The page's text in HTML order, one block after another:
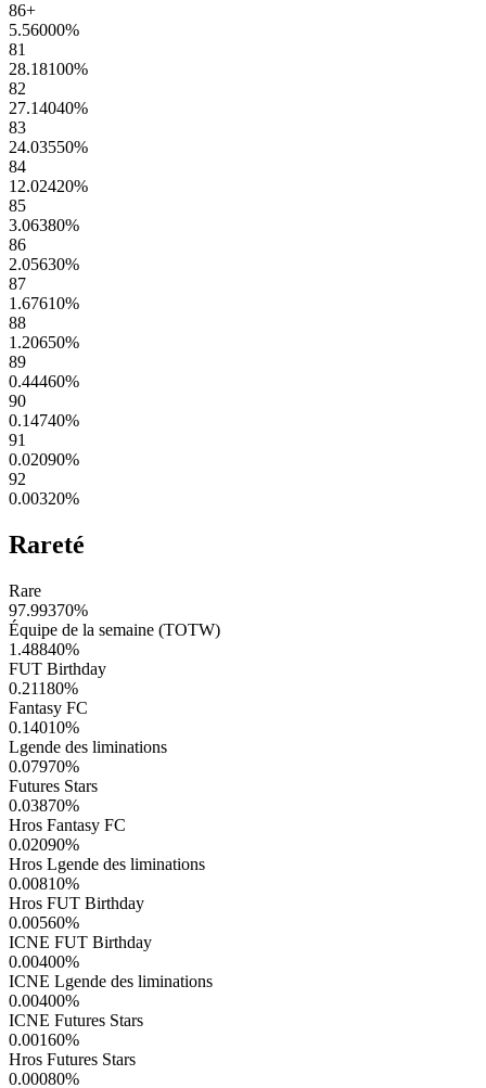
86+
5.56000%
81
28.18100%
82
27.14040%
83
24.03550%
84
12.02420%
85
3.06380%
86
2.05630%
87
1.67610%
88
1.20650%
89
0.44460%
90
0.14740%
91
0.02090%
92
0.00320%
Rareté
Rare
97.99370%
Équipe de la semaine (TOTW)
1.48840%
FUT Birthday
0.21180%
Fantasy FC
0.14010%
Lgende des liminations
0.07970%
Futures Stars
0.03870%
Hros Fantasy FC
0.02090%
Hros Lgende des liminations
0.00810%
Hros FUT Birthday
0.00560%
ICNE FUT Birthday
0.00400%
ICNE Lgende des liminations
0.00400%
ICNE Futures Stars
0.00160%
Hros Futures Stars
0.00080%